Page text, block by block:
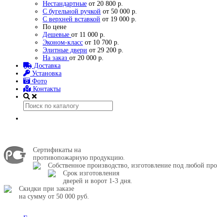
Нестандартные от 20 800 р.
С бугельной ручкой от 50 000 р.
С верхней вставкой от 19 000 р.
По цене
Дешевые от 11 000 р.
Эконом-класс от 10 700 р.
Элитные двери от 29 200 р.
На заказ от 20 000 р.
Доставка
Установка
Фото
Контакты
Сертификаты на
противопожарную продукцию.
Собственное производство, изготовление под любой
Срок изготовления
дверей и ворот 1-3 дня.
Скидки при заказе
на сумму от 50 000 руб.